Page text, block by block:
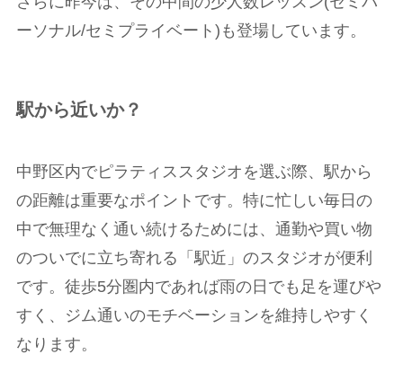
ーソナル/セミプライベート)も登場しています。
駅から近いか？
中野区内でピラティススタジオを選ぶ際、駅から
の距離は重要なポイントです。特に忙しい毎日の
中で無理なく通い続けるためには、通勤や買い物
のついでに立ち寄れる「駅近」のスタジオが便利
です。徒歩5分圏内であれば雨の日でも足を運びや
すく、ジム通いのモチベーションを維持しやすく
なります。